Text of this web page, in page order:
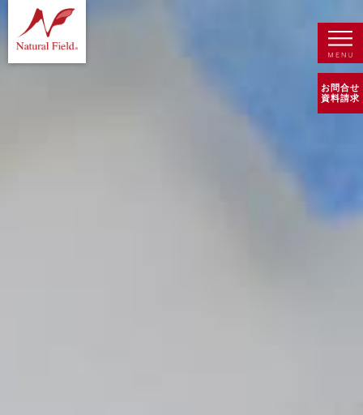
お問合せ
資料請求